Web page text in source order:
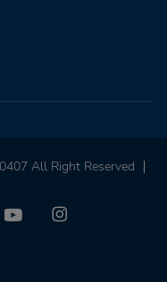
All Right Reserved